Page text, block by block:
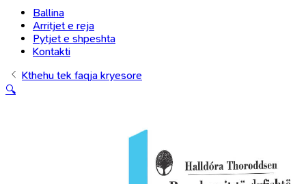
Ballina
Arritjet e reja
Pytjet e shpeshta
Kontakti
Kthehu tek faqja kryesore
🔍